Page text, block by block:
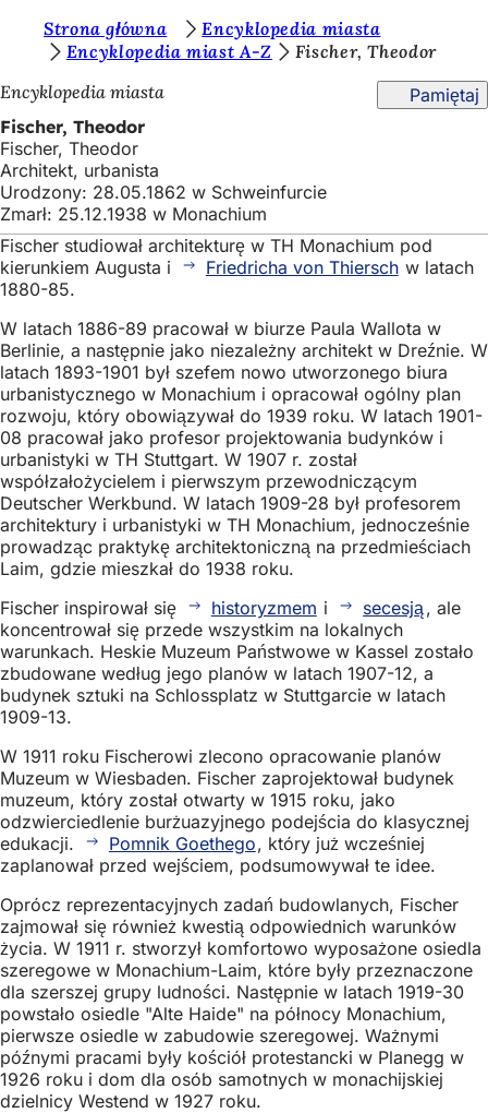
Przejdź do treści
s
t
e
ś
t
u
t
a
j
:
Strona główna
Encyklopedia miasta
Encyklopedia miast A-Z
Fischer, Theodor
Encyklopedia miasta
Pamiętaj
Fischer, Theodor
Fischer, Theodor
Architekt, urbanista
Urodzony: 28.05.1862 w Schweinfurcie
Zmarł: 25.12.1938 w Monachium
Fischer studiował architekturę w TH Monachium pod
kierunkiem Augusta i
Friedricha von Thiersch w latach
1880-85.
W latach 1886-89 pracował w biurze Paula Wallota w
Berlinie, a następnie jako niezależny architekt w Dreźnie. W
latach 1893-1901 był szefem nowo utworzonego biura
urbanistycznego w Monachium i opracował ogólny plan
rozwoju, który obowiązywał do 1939 roku. W latach 1901-
08 pracował jako profesor projektowania budynków i
urbanistyki w TH Stuttgart. W 1907 r. został
współzałożycielem i pierwszym przewodniczącym
Deutscher Werkbund. W latach 1909-28 był profesorem
architektury i urbanistyki w TH Monachium, jednocześnie
prowadząc praktykę architektoniczną na przedmieściach
Laim, gdzie mieszkał do 1938 roku.
Fischer inspirował się
historyzmem i secesją , ale
koncentrował się przede wszystkim na lokalnych
warunkach. Heskie Muzeum Państwowe w Kassel zostało
zbudowane według jego planów w latach 1907-12, a
budynek sztuki na Schlossplatz w Stuttgarcie w latach
1909-13.
W 1911 roku Fischerowi zlecono opracowanie planów
Muzeum w Wiesbaden. Fischer zaprojektował budynek
muzeum, który został otwarty w 1915 roku, jako
odzwierciedlenie burżuazyjnego podejścia do klasycznej
edukacji.
Pomnik Goethego, który już wcześniej
zaplanował przed wejściem, podsumowywał te idee.
Oprócz reprezentacyjnych zadań budowlanych, Fischer
zajmował się również kwestią odpowiednich warunków
życia. W 1911 r. stworzył komfortowo wyposażone osiedla
szeregowe w Monachium-Laim, które były przeznaczone
dla szerszej grupy ludności. Następnie w latach 1919-30
powstało osiedle "Alte Haide" na północy Monachium,
pierwsze osiedle w zabudowie szeregowej. Ważnymi
późnymi pracami były kościół protestancki w Planegg w
1926 roku i dom dla osób samotnych w monachijskiej
dzielnicy Westend w 1927 roku.